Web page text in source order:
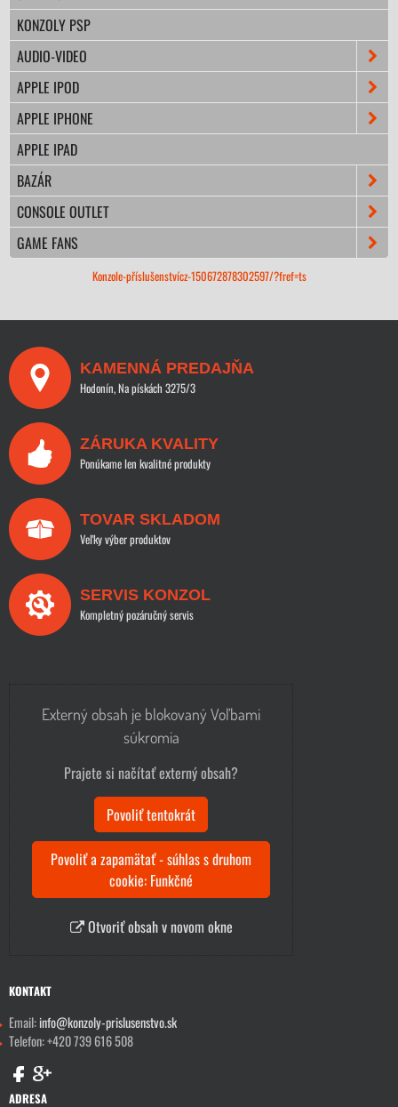
KONZOLY PSP
AUDIO-VIDEO
APPLE IPOD
APPLE IPHONE
APPLE IPAD
BAZÁR
CONSOLE OUTLET
GAME FANS
Konzole-příslušenstvícz-150672878302597/?fref=ts
KAMENNÁ PREDAJŇA
Hodonín, Na pískách 3275/3
ZÁRUKA KVALITY
Ponúkame len kvalitné produkty
TOVAR SKLADOM
Veľky výber produktov
SERVIS KONZOL
Kompletný pozáručný servis
Externý obsah je blokovaný Voľbami
súkromia
Prajete si načítať externý obsah?
Povoliť tentokrát
Povoliť a zapamätať - súhlas s druhom
cookie: Funkčné
Otvoriť obsah v novom okne
KONTAKT
Email:info@konzoly-prislusenstvo.sk
Telefon: +420 739 616 508
ADRESA